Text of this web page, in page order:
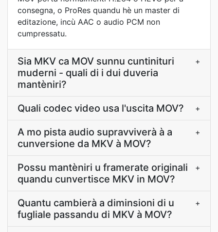
consegna, o ProRes quandu hè un master di
editazione, incù AAC o audio PCM non
cumpressatu.
Sia MKV ca MOV sunnu cuntinituri
muderni - quali di i dui duveria
mantèniri?
+
Quali codec video usa l'uscita MOV? +
A mo pista audio supravviverà à a
cunversione da MKV à MOV?
+
Possu mantèniri u framerate originali
quandu cunvertisce MKV in MOV?
+
Quantu cambierà a diminsioni di u
fugliale passandu di MKV à MOV?
+